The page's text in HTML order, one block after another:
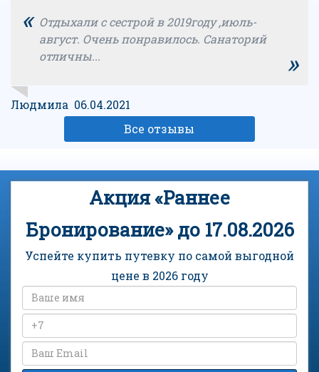
« Отдыхали с сестрой в 2019году ,июль-
август. Очень понравилось. Санаторий
отличны...
»
Людмила 06.04.2021
Все отзывы
Акция «Раннее
Бронирование» до 17.08.2026
Успейте купить путевку по самой выгодной
цене в 2026 году